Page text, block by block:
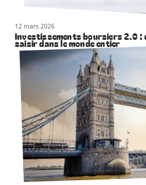
12 mars 2026
Investissements boursiers 2.0 :
saisir dans le monde entier